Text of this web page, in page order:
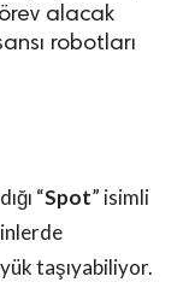
alacak
robotları
“Spot” isimli
taşıyabiliyor.